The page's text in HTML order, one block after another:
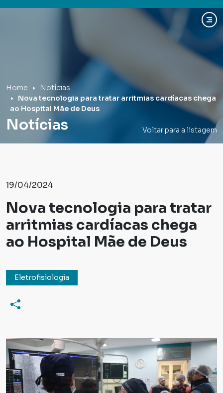
Home
Notícias
Nova tecnologia para tratar arritmias cardíacas chega
ao Hospital Mãe de Deus
Notícias Voltar para a listagem
19/04/2024
Nova tecnologia para tratar
arritmias cardíacas chega
ao Hospital Mãe de Deus
Eletrofisiologia